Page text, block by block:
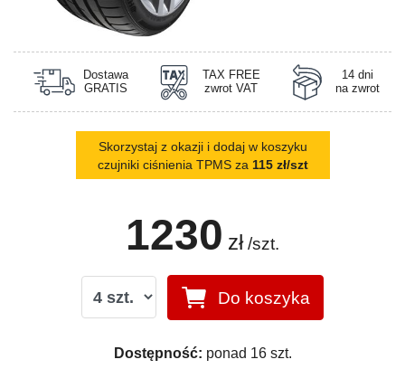
Dostawa
GRATIS
TAX FREE
zwrot VAT
14 dni
na zwrot
Skorzystaj z okazji i dodaj w koszyku
czujniki ciśnienia TPMS za 115 zł/szt
1230 zł /szt.
Do koszyka
Dostępność: ponad 16 szt.